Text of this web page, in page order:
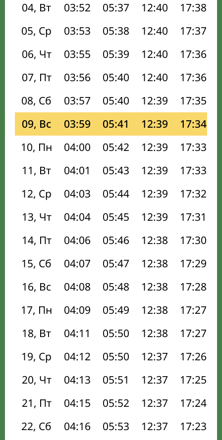
04, Вт
03:52 05:37 12:40 17:38
05, Ср
03:53 05:38 12:40 17:37
06, Чт
03:55 05:39 12:40 17:36
07, Пт
03:56 05:40 12:40 17:36
08, Сб
03:57 05:40 12:39 17:35
09, Вс
03:59 05:41 12:39 17:34
10, Пн
04:00 05:42 12:39 17:33
11, Вт
04:01 05:43 12:39 17:33
12, Ср
04:03 05:44 12:39 17:32
13, Чт
04:04 05:45 12:39 17:31
14, Пт
04:06 05:46 12:38 17:30
15, Сб
04:07 05:47 12:38 17:29
16, Вс
04:08 05:48 12:38 17:28
17, Пн
04:09 05:49 12:38 17:27
18, Вт
04:11 05:50 12:38 17:27
19, Ср
04:12 05:50 12:37 17:26
20, Чт
04:13 05:51 12:37 17:25
21, Пт
04:15 05:52 12:37 17:24
22, Сб
04:16 05:53 12:37 17:23